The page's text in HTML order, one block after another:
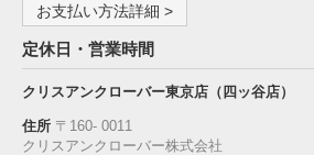
お支払い方法詳細 >
定休日・営業時間
クリスアンクローバー東京店（四ッ谷店）
住所 〒160‐ 0011
クリスアンクローバー株式会社